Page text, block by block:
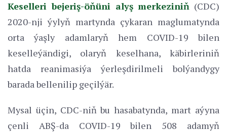
Keselleri bejeriş-öňüni alyş merkeziniň (CDC)
2020-nji ýylyň martynda çykaran maglumatynda
orta ýaşly adamlaryň hem COVID-19 bilen
keselleýändigi, olaryň keselhana, käbirleriniň
hatda reanimasiýa ýerleşdirilmeli bolýandygy
barada bellenilip geçilýär.
Mysal üçin, CDC-niň bu hasabatynda, mart aýyna
çenli ABŞ-da COVID-19 bilen 508 adamyň